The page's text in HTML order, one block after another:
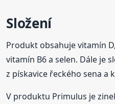
Složení
Produkt obsahuje vitamín D,
vitamín B6 a selen. Dále je
z pískavice řeckého sena a
V produktu Primulus je